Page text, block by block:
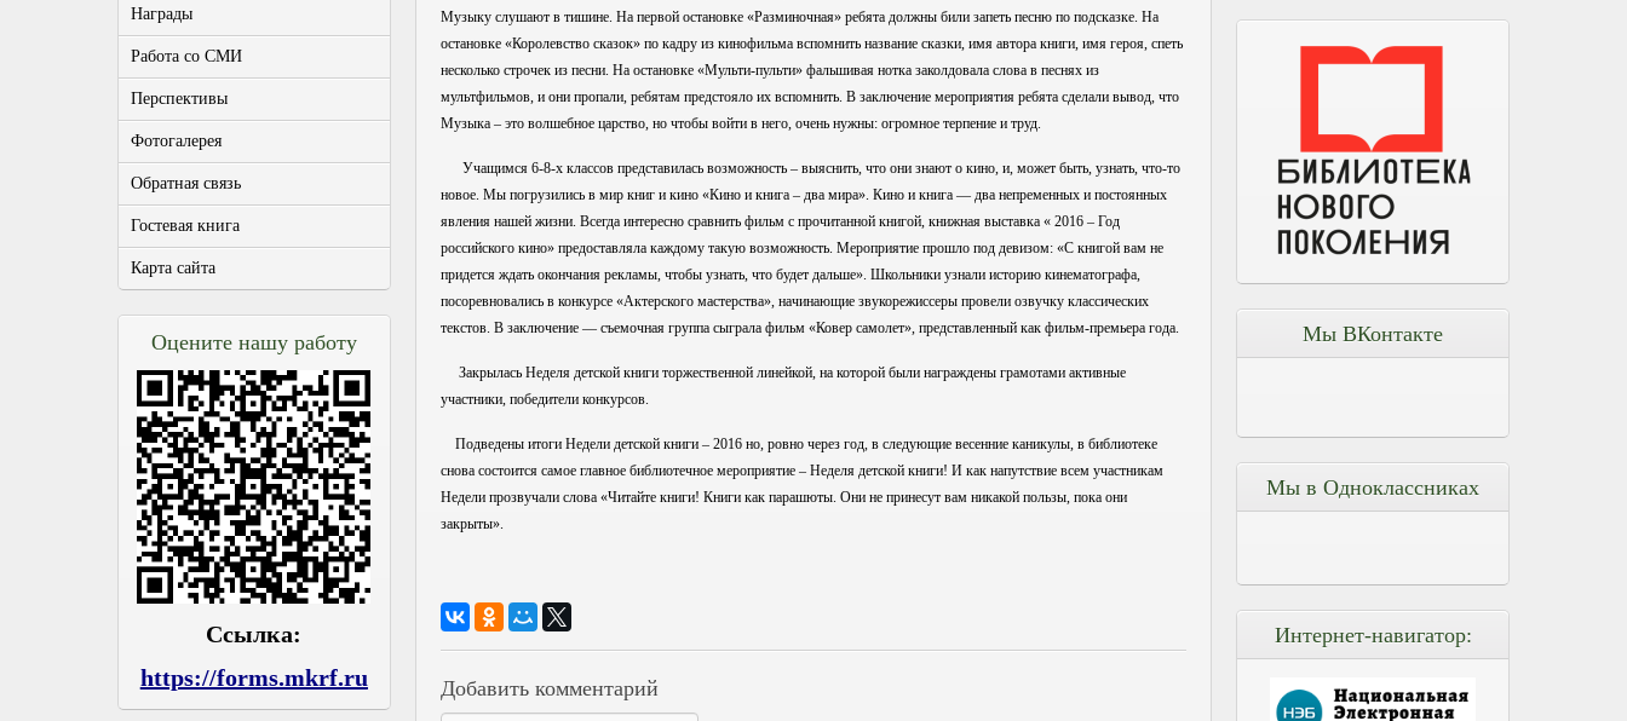
Музыку слушают в тишине. На первой остановке «Разминочная» ребята должны били запеть песню по подсказке. На
остановке «Королевство сказок» по кадру из кинофильма вспомнить название сказки, имя автора книги, имя героя, спеть
несколько строчек из песни. На остановке «Мульти-пульти» фальшивая нотка заколдовала слова в песнях из
мультфильмов, и они пропали, ребятам предстояло их вспомнить. В заключение мероприятия ребята сделали вывод, что
Музыка – это волшебное царство, но чтобы войти в него, очень нужны: огромное терпение и труд.
Учащимся 6-8-х классов представилась возможность – выяснить, что они знают о кино, и, может быть, узнать, что-то
новое. Мы погрузились в мир книг и кино «Кино и книга – два мира». Кино и книга — два непременных и постоянных
явления нашей жизни. Всегда интересно сравнить фильм с прочитанной книгой, книжная выставка « 2016 – Год
российского кино» предоставляла каждому такую возможность. Мероприятие прошло под девизом: «С книгой вам не
придется ждать окончания рекламы, чтобы узнать, что будет дальше». Школьники узнали историю кинематографа,
посоревновались в конкурсе «Актерского мастерства», начинающие звукорежиссеры провели озвучку классических
текстов. В заключение — съемочная группа сыграла фильм «Ковер самолет», представленный как фильм-премьера года.
Закрылась Неделя детской книги торжественной линейкой, на которой были награждены грамотами активные
участники, победители конкурсов.
Подведены итоги Недели детской книги – 2016 но, ровно через год, в следующие весенние каникулы, в библиотеке
снова состоится самое главное библиотечное мероприятие – Неделя детской книги! И как напутствие всем участникам
Недели прозвучали слова «Читайте книги! Книги как парашюты. Они не принесут вам никакой пользы, пока они
закрыты».
Добавить комментарий
Награды
Работа со СМИ
Перспективы
Фотогалерея
Обратная связь
Гостевая книга
Карта сайта
Оцените нашу работу
Ссылка:
https://forms.mkrf.ru
Мы ВКонтакте
Мы в Одноклассниках
Интернет-навигатор: